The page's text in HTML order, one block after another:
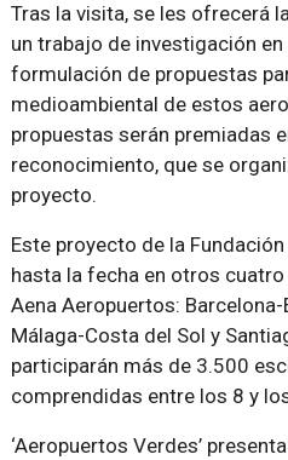
Tras la visita, se les ofrecerá
un trabajo de investigación
formulación de propuestas
medioambiental de estos
propuestas serán premiadas
reconocimiento, que se
proyecto.
Este proyecto de la
hasta la fecha en otros
Aena Aeropuertos: Barcelona-
Málaga-Costa del Sol y
participarán más de 3.500
comprendidas entre los 8 y
‘Aeropuertos Verdes’